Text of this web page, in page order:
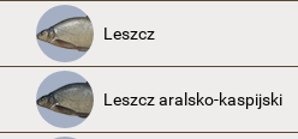
Leszcz
Leszcz aralsko-kaspijski